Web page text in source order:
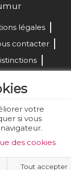
votre
si vous
des cookies
Tout accepter
légales
contacter